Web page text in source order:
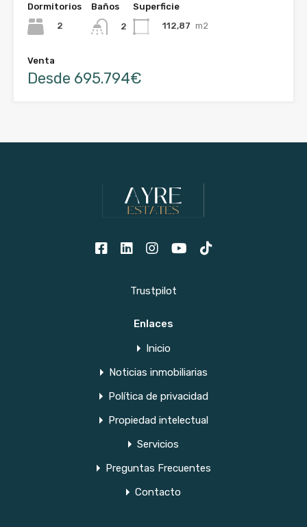
Dormitorios
2
Baños
2
Superficie
112,87 m2
Venta
Desde 695.794€
Trustpilot
Enlaces
Inicio
Noticias inmobiliarias
Política de privacidad
Propiedad intelectual
Servicios
Preguntas Frecuentes
Contacto